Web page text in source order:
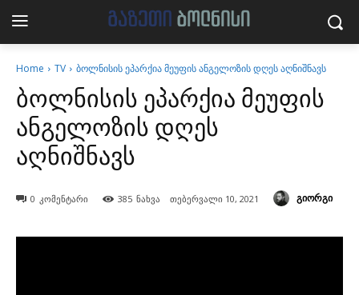
Home TV ბოლნისის ეპარქია მეუფის ანგელოზის დღეს აღნიშნავს
ბოლნისის ეპარქია მეუფის
ანგელოზის დღეს
აღნიშნავს
გიორგი
თებერვალი 10, 2021
0 კომენტარი 385 ნახვა